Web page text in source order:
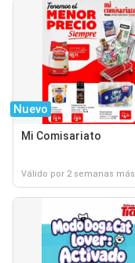
Nuevo
Mi Comisariato
Válido por 2 semanas más